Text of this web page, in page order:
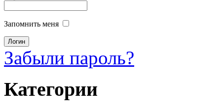
Запомнить меня
Забыли пароль?
Категории